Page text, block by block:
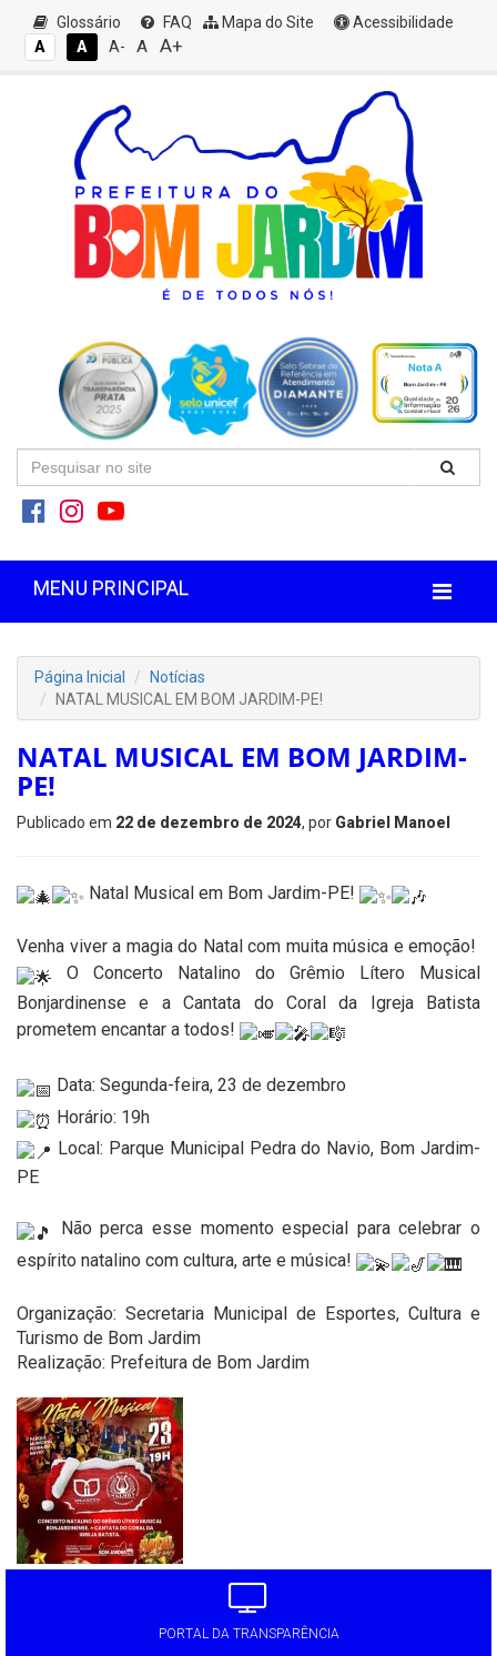
Glossário FAQ Mapa do Site
Acessibilidade
A
A A- A A+
MENU PRINCIPAL
Página Inicial
Notícias
NATAL MUSICAL EM BOM JARDIM-PE!
NATAL MUSICAL EM BOM JARDIM-
PE!
Publicado em 22 de dezembro de 2024, por Gabriel Manoel
Natal Musical em Bom Jardim-PE!
Venha viver a magia do Natal com muita música e emoção!
O Concerto Natalino do Grêmio Lítero Musical
Bonjardinense e a Cantata do Coral da Igreja Batista
prometem encantar a todos!
Data: Segunda-feira, 23 de dezembro
Horário: 19h
Local: Parque Municipal Pedra do Navio, Bom Jardim-
PE
Não perca esse momento especial para celebrar o
espírito natalino com cultura, arte e música!
Organização: Secretaria Municipal de Esportes, Cultura e
Turismo de Bom Jardim
Realização: Prefeitura de Bom Jardim
PORTAL DA TRANSPARÊNCIA
'